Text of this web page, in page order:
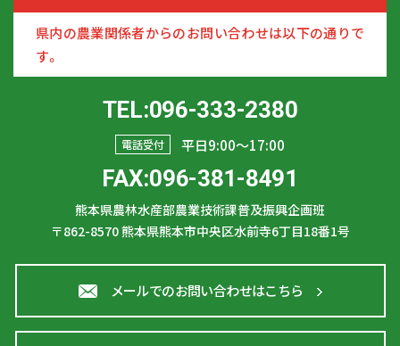
県内の農業関係者からのお問い合わせは以下の通りで
す。
TEL:096-333-2380
電話受付 平日9:00〜17:00
FAX:096-381-8491
熊本県農林水産部農業技術課普及振興企画班
〒862-8570熊本県熊本市中央区水前寺6丁目18番1号
メールでのお問い合わせはこちら